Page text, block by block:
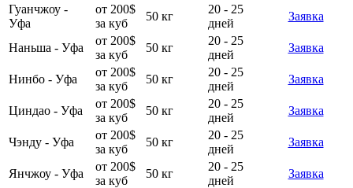
Гуанчжоу -
Уфа
от 200$
за куб
50 кг
20 - 25
дней
Заявка
Наньша - Уфа
от 200$
за куб
50 кг
20 - 25
дней
Заявка
Нинбо - Уфа
от 200$
за куб
50 кг
20 - 25
дней
Заявка
Циндао - Уфа
от 200$
за куб
50 кг
20 - 25
дней
Заявка
Чэнду - Уфа
от 200$
за куб
50 кг
20 - 25
дней
Заявка
Янчжоу - Уфа
от 200$
за куб
50 кг
20 - 25
дней
Заявка